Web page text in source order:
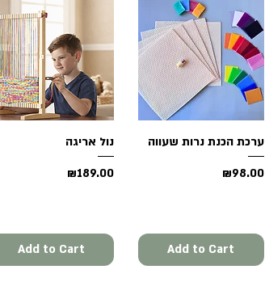
Quick Viewנול אריגה
Price
₪189.00
Add to Cart
Quick View
ערכת הכנת נרות שעווה
Price
₪98.00
Add to Cart